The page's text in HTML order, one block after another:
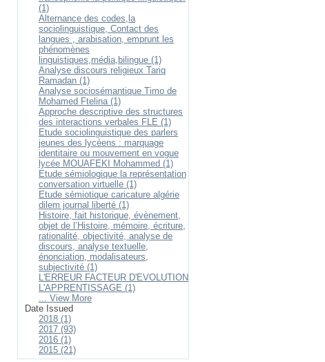
(1)
Alternance des codes,la
sociolinguistique, Contact des
langues , arabisation, emprunt les
phénomènes
linguistiques,média,bilingue (1)
Analyse discours religieux Tariq
Ramadan (1)
Analyse sociosémantique Timo de
Mohamed Ftelina (1)
Approche descriptive des structures
des interactions verbales FLE (1)
Etude sociolinguistique des parlers
jeunes des lycéens : marquage
identitaire ou mouvement en vogue
lycée MOUAFEKI Mohammed (1)
Etude sémiologique la représentation
conversation virtuelle (1)
Etude sémiotique caricature algérie
dilem journal liberté (1)
Histoire, fait historique, évènement,
objet de l’Histoire, mémoire, écriture,
rationalité, objectivité, analyse de
discours, analyse textuelle,
énonciation, modalisateurs,
subjectivité (1)
L'ERREUR FACTEUR D'EVOLUTION
L'APPRENTISSAGE (1)
... View More
Date Issued
2018 (1)
2017 (93)
2016 (1)
2015 (21)